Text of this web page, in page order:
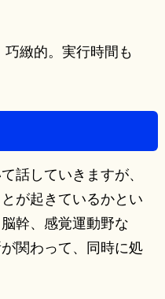
緻的。実行時間も
話していきますが、
が起きているかとい
幹、感覚運動野な
関わって、同時に処